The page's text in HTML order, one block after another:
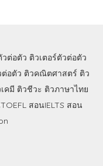
ต่อตัว ติวเตอร์ตัวต่อตัว
ต่อตัว ติวคณิตศาสตร์ ติว
คมี ติวชีวะ ติวภาษาไทย
สอนIELTS สอน